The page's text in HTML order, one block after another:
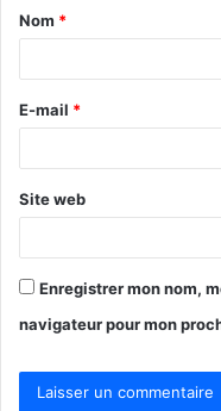
a
e
*
Nom *
E-mail *
Site web
Enregistrer mon nom,
navigateur pour mon